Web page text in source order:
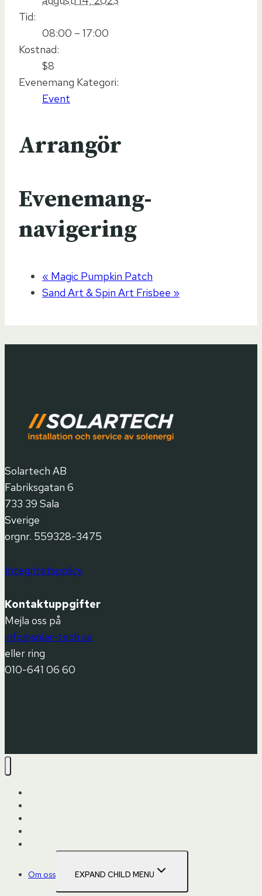
Tid:
08:00 – 17:00
Kostnad:
$8
Evenemang Kategori:
Event
Arrangör
Evenemang-
navigering
« Magic Pumpkin Patch
Sand Art & Spin Art Frisbee »
Solartech AB
Fabriksgatan 6
733 39 Sala
Sverige
orgnr. 559328-3475
Integritetspolicy
Kontaktuppgifter
Mejla oss på
info@solar-tech.se
eller ring
010-641 06 60
Om oss EXPAND CHILD MENU